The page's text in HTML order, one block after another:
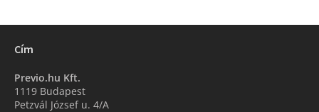
Cím
Previo.hu Kft.
1119 Budapest
Petzvál József u. 4/A